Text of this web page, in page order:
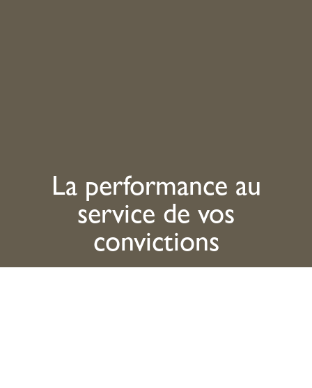
La performance au
service de vos
convictions